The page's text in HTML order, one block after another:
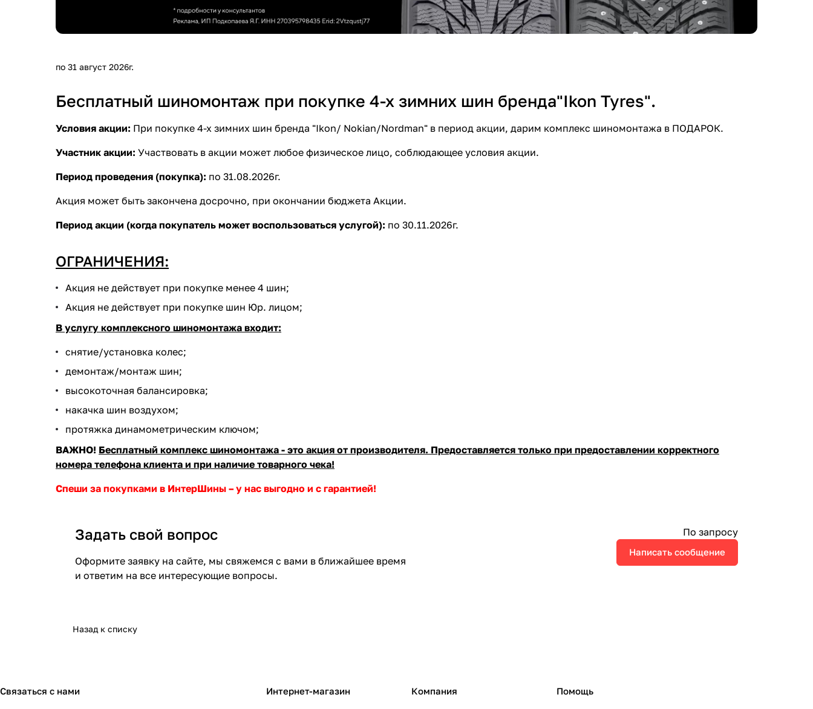
по 31 август 2026г.
Бесплатный шиномонтаж при покупке 4-х зимних шин бренда"Ikon Tyres".
Условия акции: При покупке 4-х зимних шин бренда "Ikon/ Nokian/Nordman" в период акции, дарим комплекс шиномонтажа в ПОДАРОК.
Участник акции: Участвовать в акции может любое физическое лицо, соблюдающее условия акции.
Период проведения (покупка): по 31.08.2026г.
Акция может быть закончена досрочно, при окончании бюджета Акции.
Период акции (когда покупатель может воспользоваться услугой): по 30.11.2026г.
ОГРАНИЧЕНИЯ:
Акция не действует при покупке менее 4 шин;
Акция не действует при покупке шин Юр. лицом;
В услугу комплексного шиномонтажа входит:
cнятие/установка колес;
демонтаж/монтаж шин;
высокоточная балансировка;
накачка шин воздухом;
протяжка динамометрическим ключом;
ВАЖНО! Бесплатный комплекс шиномонтажа - это акция от производителя. Предоставляется только при предоставлении корректного
номера телефона клиента и при наличие товарного чека!
Спеши за покупками в ИнтерШины – у нас выгодно и с гарантией!
Задать свой вопрос
Оформите заявку на сайте, мы свяжемся с вами в ближайшее время
и ответим на все интересующие вопросы.
По запросу
Написать сообщение
Назад к списку
Связаться с нами Интернет-магазин Компания Помощь